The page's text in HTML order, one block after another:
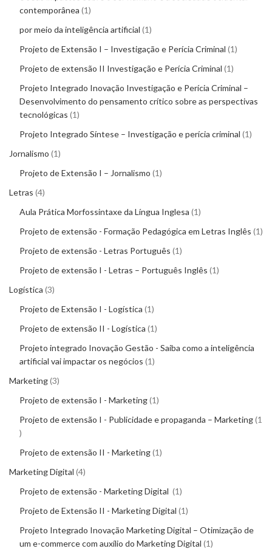
contemporânea 1
por meio da inteligência artificial 1
Projeto de Extensão I – Investigação e Perícia Criminal 1
Projeto de extensão II Investigação e Perícia Criminal 1
Projeto Integrado Inovação Investigação e Perícia Criminal –
Desenvolvimento do pensamento crítico sobre as perspectivas
tecnológicas 1
Projeto Integrado Síntese – Investigação e perícia criminal 1
Jornalismo 1
Projeto de Extensão I – Jornalismo 1
Letras 4
Aula Prática Morfossintaxe da Língua Inglesa 1
Projeto de extensão - Formação Pedagógica em Letras Inglês 1
Projeto de extensão - Letras Português 1
Projeto de extensão I - Letras – Português Inglês 1
Logística 3
Projeto de Extensão I - Logística 1
Projeto de extensão II - Logística 1
Projeto integrado Inovação Gestão - Saiba como a inteligência
artificial vai impactar os negócios 1
Marketing 3
Projeto de extensão I - Marketing 1
Projeto de extensão I - Publicidade e propaganda – Marketing 1
Projeto de extensão II - Marketing 1
Marketing Digital 4
Projeto de extensão - Marketing Digital
1
Projeto de Extensão II - Marketing Digital 1
Projeto Integrado Inovação Marketing Digital – Otimização de
um e-commerce com auxílio do Marketing Digital 1